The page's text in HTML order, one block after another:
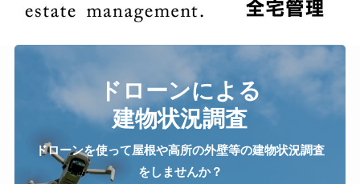
ドローンによる
建物状況調査
ドローンを使って屋根や高所の外壁等の建物状況調査
をしませんか？